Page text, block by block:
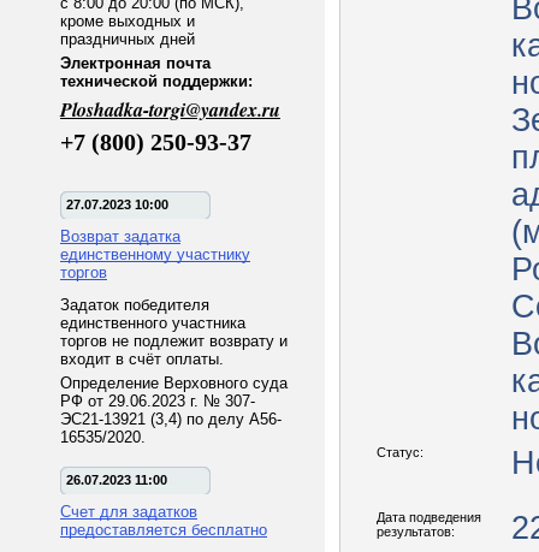
кроме выходных и
праздничных дней
Электронная почта
технической поддержки:
Ploshadka-torgi@yandex.ru
+7 (800) 250-93-37
27.07.2023 10:00
Возврат задатка
единственному участнику
торгов
Задаток победителя
единственного участника
торгов не подлежит возврату и
входит в счёт оплаты.
Определение Верховного суда
РФ от 29.06.2023 г. № 307-
ЭС21-13921 (3,4) по делу А56-
16535/2020.
26.07.2023 11:00
Счет для задатков
предоставляется бесплатно
Статус:
Дата подведения
результатов: